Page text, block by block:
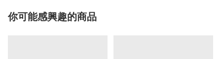
你可能感興趣的商品